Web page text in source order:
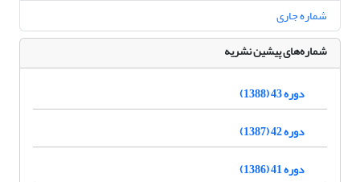
شماره جاری
شماره‌های پیشین نشریه
دوره 43 (1388)
دوره 42 (1387)
دوره 41 (1386)